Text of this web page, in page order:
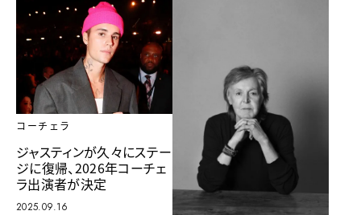
コーチェラ
ジャスティンが久々にステー
ジに復帰、2026年コーチェ
ラ出演者が決定
2025.09.16